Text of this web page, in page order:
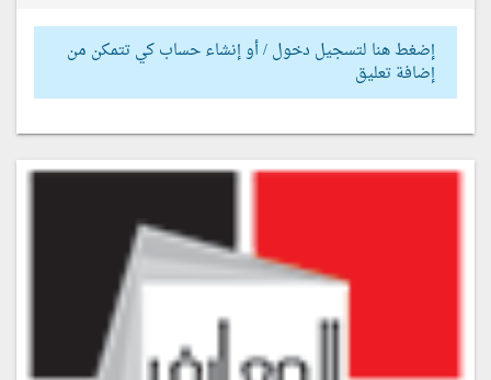
إضغط هنا لتسجيل دخول / أو إنشاء حساب كي تتمكن من
إضافة تعليق